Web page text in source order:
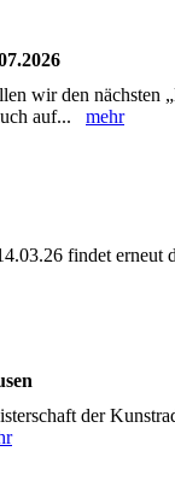
wir den nächsten
auf... mehr
findet
der